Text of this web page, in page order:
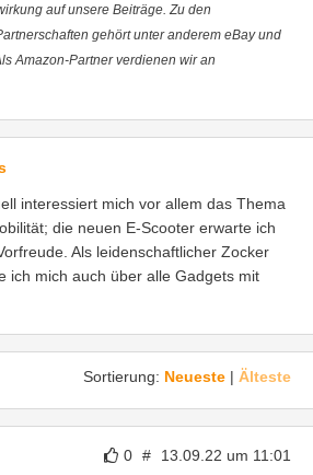
auf unsere Beiträge. Zu den
gehört unter anderem eBay und
Amazon-Partner verdienen wir an
interessiert mich vor allem das Thema
die neuen E-Scooter erwarte ich
Als leidenschaftlicher Zocker
ich mich auch über alle Gadgets mit
Sortierung: Neueste | Älteste
0 # 13.09.22 um 11:01